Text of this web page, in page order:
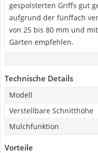
gespolsterten Griffs gut
aufgrund der fünffach
von 25 bis 80 mm und
Gärten empfehlen.
Technische Details
Modell
Verstellbare Schnitthöhe
Mulchfunktion
Vorteile